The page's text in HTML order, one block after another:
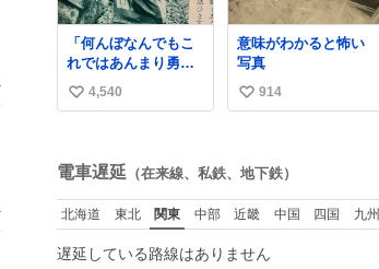
てやろうと思いまし
た。
「何んぼなんでもこ
れではあんまり勇敢
すぎます。」 女性の
立ち振る舞い指南コ
ない」という言葉を
使わず「勇敢すぎま
す」と洒落っ気たっ
ぷりにたしなめる当
すぎます、使ってい
い
数
4,540
意味がわかると怖い
写真
い
数
914
電車遅延 （在来線、私鉄、地下鉄）
北海道 東北 関東 中部 近畿 中国 四国 九州
遅延している路線はありません